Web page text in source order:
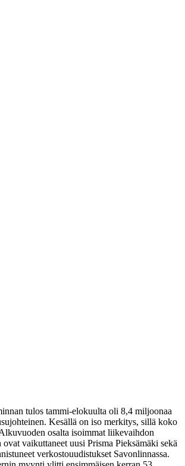
tulos tammi-elokuulta oli 8,4 miljoonaa
Kesällä on iso merkitys, sillä koko
osalta isoimmat liikevaihdon
vaikuttaneet uusi Prisma Pieksämäki sekä
verkostouudistukset Savonlinnassa.